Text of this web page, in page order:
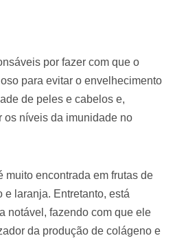
por fazer com que o
para evitar o envelhecimento
de peles e cabelos e,
os níveis da imunidade no
muito encontrada em frutas de
e laranja. Entretanto, está
notável, fazendo com que ele
da produção de colágeno e